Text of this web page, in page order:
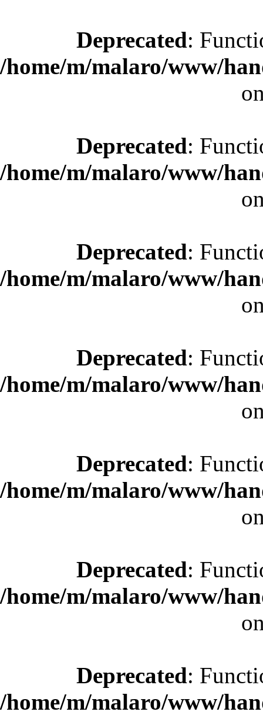
Deprecated:
/home/m/malaro/www/
Deprecated:
/home/m/malaro/www/
Deprecated:
/home/m/malaro/www/
Deprecated:
/home/m/malaro/www/
Deprecated:
/home/m/malaro/www/
Deprecated:
/home/m/malaro/www/
Deprecated:
/home/m/malaro/www/